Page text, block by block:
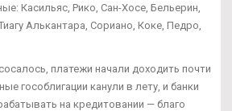
Касильяс, Рико, Сан-Хосе, Бельерин,
Алькантара, Сориано, Коке, Педро,
платежи начали доходить почти
гособлигации канули в лету, и банки
на кредитовании — благо